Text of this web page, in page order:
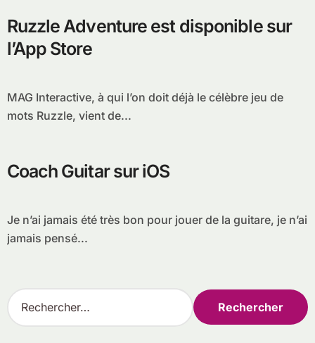
Ruzzle Adventure est disponible sur
l’App Store
MAG Interactive, à qui l’on doit déjà le célèbre jeu de
mots Ruzzle, vient de...
Coach Guitar sur iOS
Je n’ai jamais été très bon pour jouer de la guitare, je n’ai
jamais pensé...
R
e